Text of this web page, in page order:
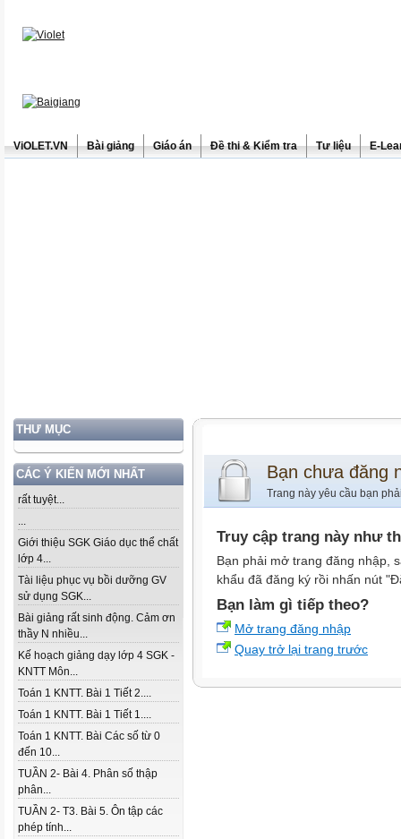
ViOLET.VN Bài giảng Giáo án Đề thi & Kiểm tra Tư liệu E-
THƯ MỤC
CÁC Ý KIẾN MỚI NHẤT
rất tuyệt...
...
Giới thiệu SGK Giáo dục thể chất
lớp 4...
Tài liệu phục vụ bồi dưỡng GV
sử dụng SGK...
Bài giảng rất sinh động. Cảm ơn
thầy N nhiều...
Kế hoạch giảng dạy lớp 4 SGK -
KNTT Môn...
Toán 1 KNTT. Bài 1 Tiết 2....
Toán 1 KNTT. Bài 1 Tiết 1....
Toán 1 KNTT. Bài Các số từ 0
đến 10...
TUẦN 2- Bài 4. Phân số thập
phân...
TUẦN 2- T3. Bài 5. Ôn tập các
phép tính...
Bạn chưa đăng
Trang này yêu cầu bạn
Truy cập trang này như
Bạn phải mở trang đăng nhập,
khẩu đã đăng ký rồi nhấn nút
Bạn làm gì tiếp theo?
Mở trang đăng nhập
Quay trở lại trang trước